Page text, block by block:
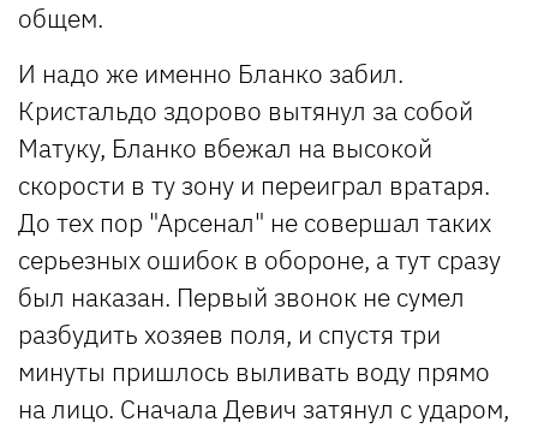
общем.
И надо же именно Бланко забил.
Кристальдо здорово вытянул за собой
Матуку, Бланко вбежал на высокой
скорости в ту зону и переиграл вратаря.
До тех пор "Арсенал" не совершал таких
серьезных ошибок в обороне, а тут сразу
был наказан. Первый звонок не сумел
разбудить хозяев поля, и спустя три
минуты пришлось выливать воду прямо
на лицо. Сначала Девич затянул с ударом,